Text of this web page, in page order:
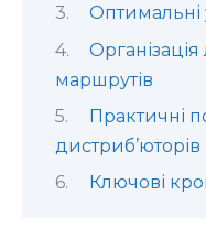
Оптимальні
маршрутів
Практичні
дистриб’юторів
Ключові